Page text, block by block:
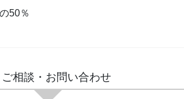
50％
ご相談・お問い合わせ